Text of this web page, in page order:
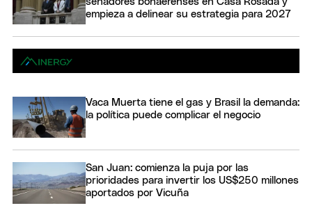
empieza a delinear su estrategia para 2027
Vaca Muerta tiene el gas y Brasil la demanda:
la política puede complicar el negocio
San Juan: comienza la puja por las
prioridades para invertir los US$250 millones
aportados por Vicuña